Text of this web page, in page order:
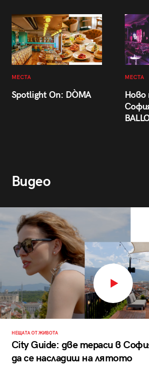
МЕСТА
Spotlight On: DÒMA
МЕСТА
Ново
Видео
НЕЩАТА ОТ ЖИВОТА
City Guide: две тераси в
да се насладиш на лятото